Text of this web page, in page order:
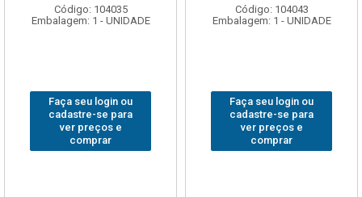
Código: 104035
Embalagem: 1 - UNIDADE
Faça seu login ou
cadastre-se para
ver preços e
comprar
Código: 104043
Embalagem: 1 - UNIDADE
Faça seu login ou
cadastre-se para
ver preços e
comprar